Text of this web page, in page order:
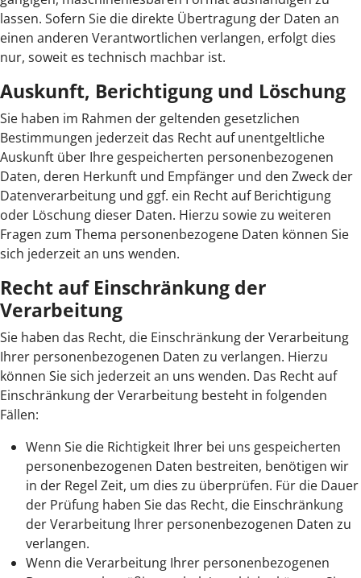
lassen. Sofern Sie die direkte Übertragung der Daten an
einen anderen Verantwortlichen verlangen, erfolgt dies
nur, soweit es technisch machbar ist.
Auskunft, Berichtigung und Löschung
Sie haben im Rahmen der geltenden gesetzlichen
Bestimmungen jederzeit das Recht auf unentgeltliche
Auskunft über Ihre gespeicherten personenbezogenen
Daten, deren Herkunft und Empfänger und den Zweck der
Datenverarbeitung und ggf. ein Recht auf Berichtigung
oder Löschung dieser Daten. Hierzu sowie zu weiteren
Fragen zum Thema personenbezogene Daten können Sie
sich jederzeit an uns wenden.
Recht auf Einschränkung der
Verarbeitung
Sie haben das Recht, die Einschränkung der Verarbeitung
Ihrer personenbezogenen Daten zu verlangen. Hierzu
können Sie sich jederzeit an uns wenden. Das Recht auf
Einschränkung der Verarbeitung besteht in folgenden
Fällen:
Wenn Sie die Richtigkeit Ihrer bei uns gespeicherten
personenbezogenen Daten bestreiten, benötigen wir
in der Regel Zeit, um dies zu überprüfen. Für die Dauer
der Prüfung haben Sie das Recht, die Einschränkung
der Verarbeitung Ihrer personenbezogenen Daten zu
verlangen.
Wenn die Verarbeitung Ihrer personenbezogenen